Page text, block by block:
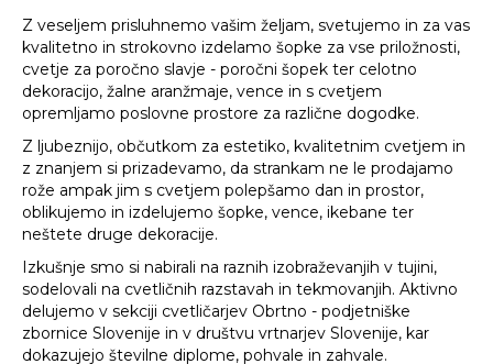
Z veseljem prisluhnemo vašim željam, svetujemo in za vas
kvalitetno in strokovno izdelamo šopke za vse priložnosti,
cvetje za poročno slavje - poročni šopek ter celotno
dekoracijo, žalne aranžmaje, vence in s cvetjem
opremljamo poslovne prostore za različne dogodke.
Z ljubeznijo, občutkom za estetiko, kvalitetnim cvetjem in
z znanjem si prizadevamo, da strankam ne le prodajamo
rože ampak jim s cvetjem polepšamo dan in prostor,
oblikujemo in izdelujemo šopke, vence, ikebane ter
neštete druge dekoracije.
Izkušnje smo si nabirali na raznih izobraževanjih v tujini,
sodelovali na cvetličnih razstavah in tekmovanjih. Aktivno
delujemo v sekciji cvetličarjev Obrtno - podjetniške
zbornice Slovenije in v društvu vrtnarjev Slovenije, kar
dokazujejo številne diplome, pohvale in zahvale.